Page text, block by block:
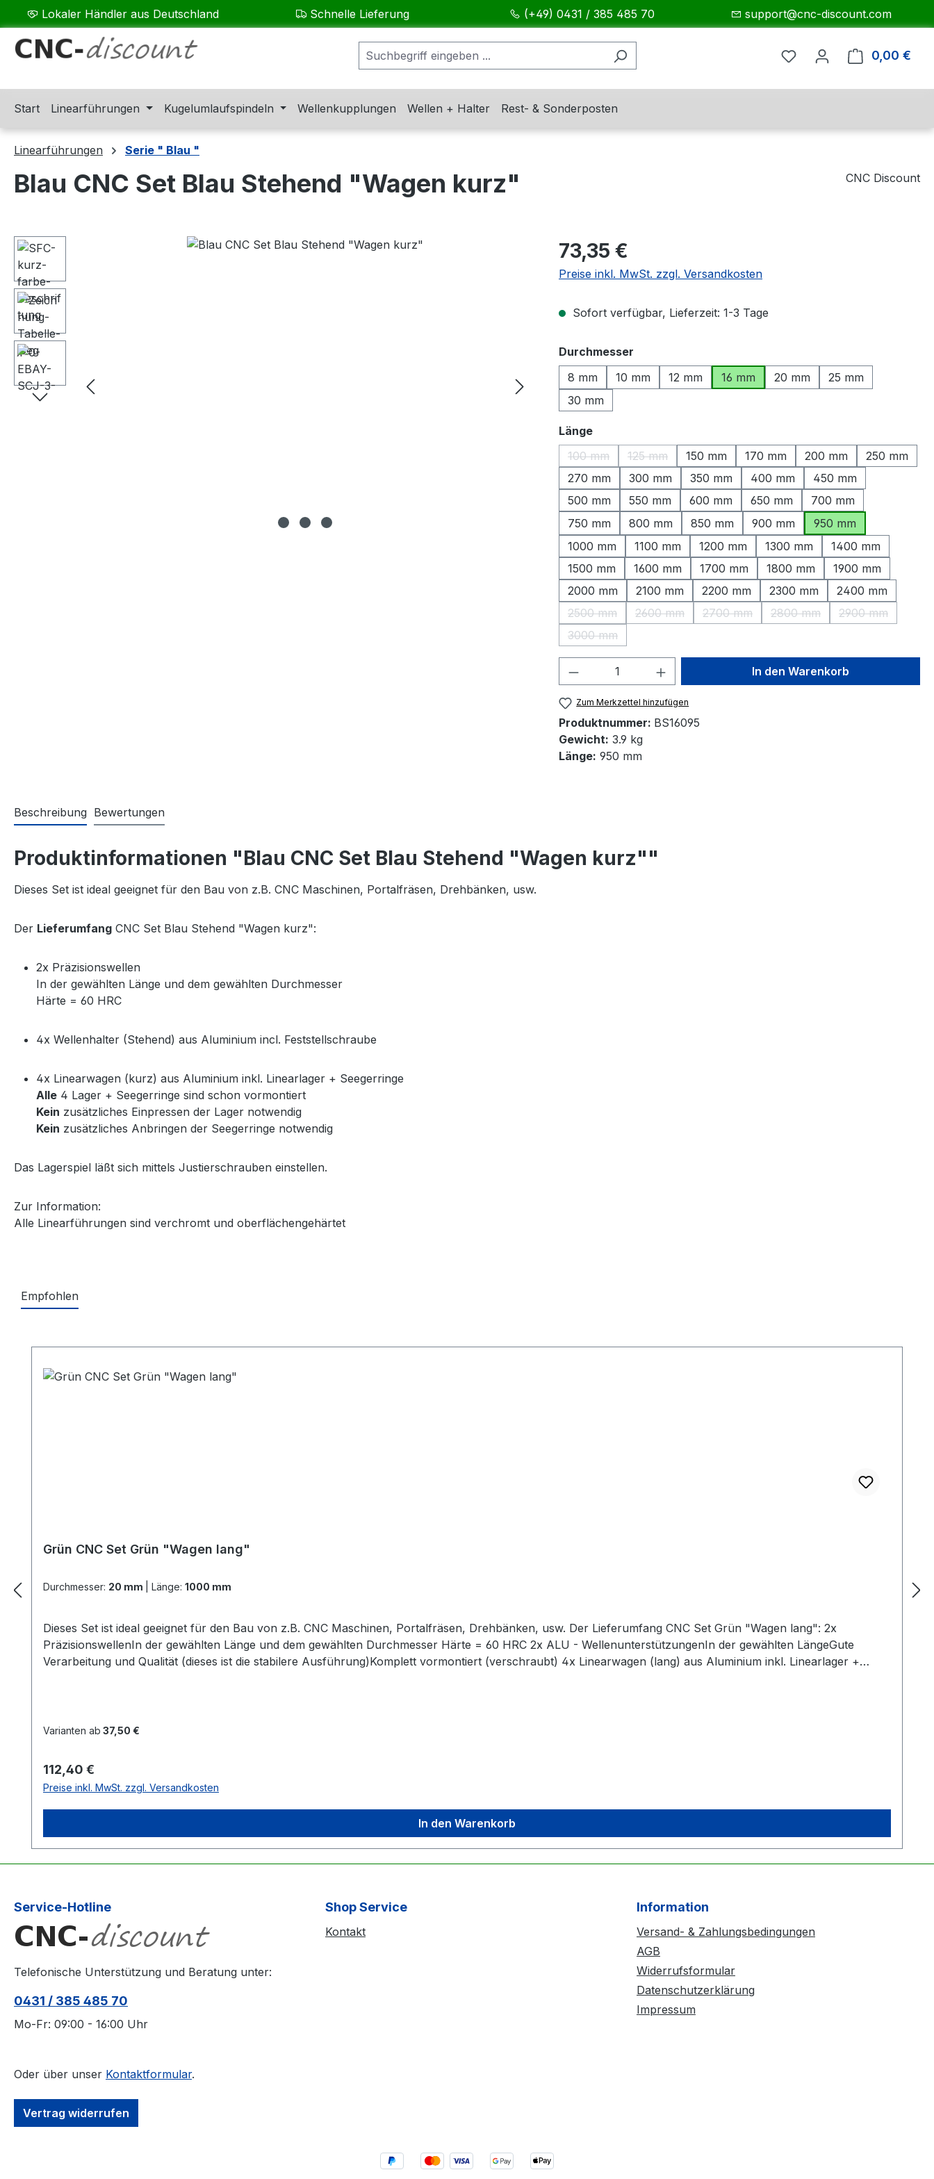
Hauptinhalt springen
Zur Suche springen
Zur Hauptnavigation springen
Lokaler Händler aus Deutschland Schnelle Lieferung (+49) 0431 / 385 485 70 support@cnc-discount.com
0,00 €
Start Linearführungen Kugelumlaufspindeln Wellenkupplungen Wellen + Halter Rest- & Sonderposten
Linearführungen Serie " Blau "
Blau CNC Set Blau Stehend "Wagen kurz" CNC Discount
Bildergalerie überspringen Regulärer Preis:
73,35 €
Preise inkl. MwSt. zzgl. Versandkosten
Sofort verfügbar, Lieferzeit: 1-3 Tage
Durchmesser
8 mm
10 mm 12 mm 16 mm 20 mm
25 mm
30 mm
Längeauswählen
100 mm
(Diese Option ist zurzeit nicht verfügbar.)
125 mm
(Diese Option ist zurzeit nicht verfügbar.)
150 mm 170 mm 200 mm
250 mm
270 mm
300 mm 350 mm 400 mm
450 mm
500 mm
550 mm 600 mm 650 mm
700 mm
750 mm
800 mm 850 mm 900 mm
950 mm
1000 mm
1100 mm 1200 mm 1300 mm
1400 mm
1500 mm
1600 mm 1700 mm 1800 mm
1900 mm
2000 mm
2100 mm 2200 mm 2300 mm
2400 mm
2500 mm
(Diese Option ist zurzeit nicht verfügbar.)
2600 mm
(Diese Option ist zurzeit nicht verfügbar.)
2700 mm
(Diese Option ist zurzeit nicht verfügbar.)
2800 mm
(Diese Option ist zurzeit nicht
2900 mm
(Diese Option
3000 mm
(Diese Option ist zurzeit nicht verfügbar.)
Produkt Anzahl: Gib den gewünschten Wert
In den Warenkorb
Zum Merkzettel hinzufügen
Produktnummer: BS16095
Gewicht: 3.9 kg
Länge: 950 mm
Beschreibung Bewertungen
Produktinformationen "Blau CNC Set Blau Stehend "Wagen kurz""
Dieses Set ist ideal geeignet für den Bau von z.B. CNC Maschinen, Portalfräsen, Drehbänken, usw.
Der Lieferumfang CNC Set Blau Stehend "Wagen kurz":
2x Präzisionswellen
In der gewählten Länge und dem gewählten Durchmesser
Härte = 60 HRC
4x Wellenhalter (Stehend) aus Aluminium incl. Feststellschraube
4x Linearwagen (kurz) aus Aluminium inkl. Linearlager + Seegerringe
Alle 4 Lager + Seegerringe sind schon vormontiert
Kein zusätzliches Einpressen der Lager notwendig
Kein zusätzliches Anbringen der Seegerringe notwendig
Das Lagerspiel läßt sich mittels Justierschrauben einstellen.
Zur Information:
Alle Linearführungen sind verchromt und oberflächengehärtet
Empfohlen
Grün CNC Set Grün "Wagen lang"
Durchmesser: 20 mm Länge: 1000 mm
Dieses Set ist ideal geeignet für den Bau von z.B. CNC Maschinen, Portalfräsen, Drehbänken, usw. Der Lieferumfang CNC Set Grün "Wagen lang": 2x
PräzisionswellenIn der gewählten Länge und dem gewählten Durchmesser Härte = 60 HRC 2x ALU - WellenunterstützungenIn der gewählten LängeGute
Verarbeitung und Qualität (dieses ist die stabilere Ausführung)Komplett vormontiert (verschraubt) 4x Linearwagen (lang) aus Aluminium inkl. Linearlager +
Varianten ab 37,50 €
Regulärer Preis:
112,40 €
Preise inkl. MwSt. zzgl. Versandkosten
In den Warenkorb
Service-Hotline
Telefonische Unterstützung und Beratung unter:
0431 / 385 485 70
Mo-Fr: 09:00 - 16:00 Uhr
Oder über unser Kontaktformular.
Vertrag widerrufen
Shop Service
Kontakt
Information
Versand- & Zahlungsbedingungen
AGB
Widerrufsformular
Datenschutzerklärung
Impressum